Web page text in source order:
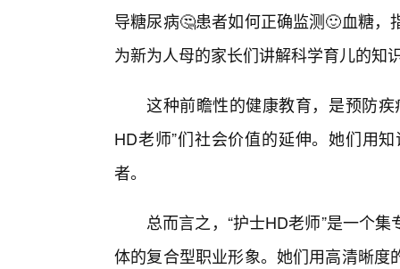
导糖尿病🤔患者如何正确监测🙂血糖
为新为人母的家长们讲解科学育儿的知
这种前瞻性的健康教育，是预防
HD老师”们社会价值的延伸。她们用
者。
总而言之，“护士HD老师”是一个
体的复合型职业形象。她们用高清晰